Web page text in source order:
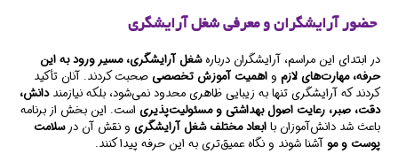
حضور آرایشگران و معرفی شغل آرایشگری
در ابتدای این مراسم، آرایشگران دربارهشغل آرایشگری، مسیر ورود به این
حرفه، مهارت‌های لازم واهمیت آموزش تخصصیصحبت کردند. آنان تأکید
کردند که آرایشگری تنها به زیبایی ظاهری محدود نمی‌شود، بلکه نیازمنددانش،
دقت، صبر، رعایت اصول بهداشتی و مسئولیت‌پذیری است. این بخش از برنامه
باعث شد دانش‌آموزان باابعاد مختلف شغل آرایشگری و نقش آن درسلامت
پوست و موآشنا شوند و نگاه عمیق‌تری به این حرفه پیدا کنند.